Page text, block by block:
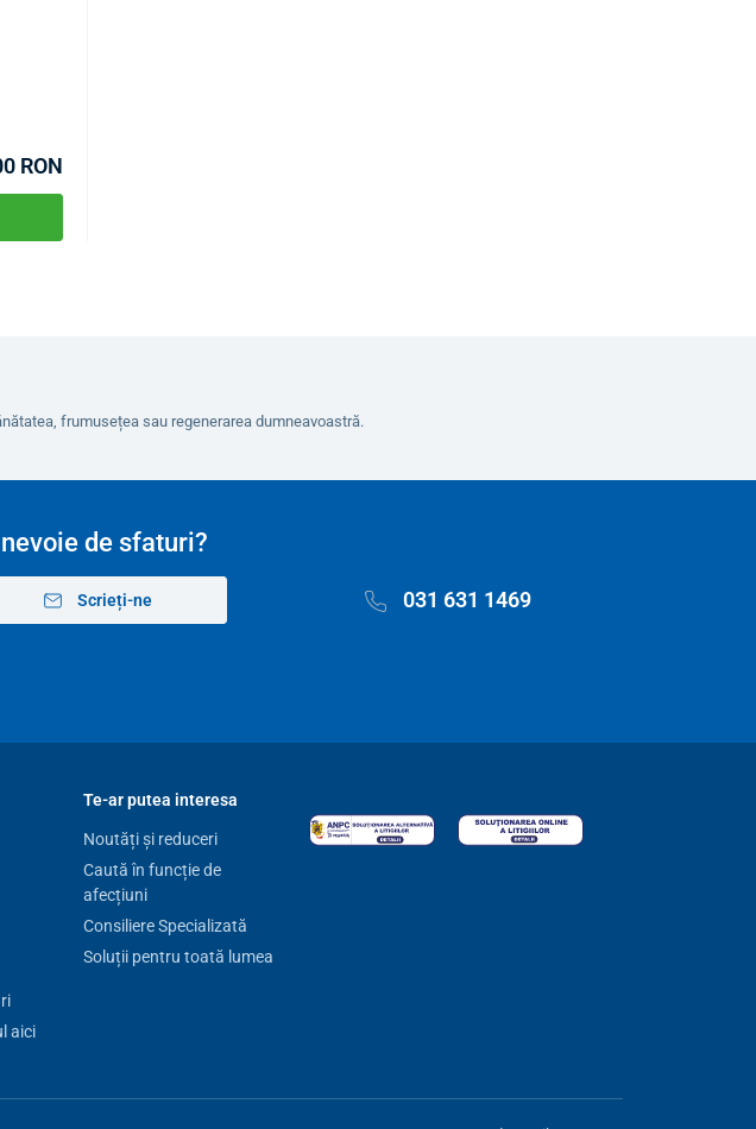
RON
frumusețea sau regenerarea dumneavoastră.
de sfaturi?
Scrieți-ne 031 631 1469
aici
Te-ar putea interesa
Noutăți și reduceri
Caută în funcție de
afecțiuni
Consiliere Specializată
Soluții pentru toată lumea